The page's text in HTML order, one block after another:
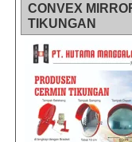
CONVEX
TIKUNGAN